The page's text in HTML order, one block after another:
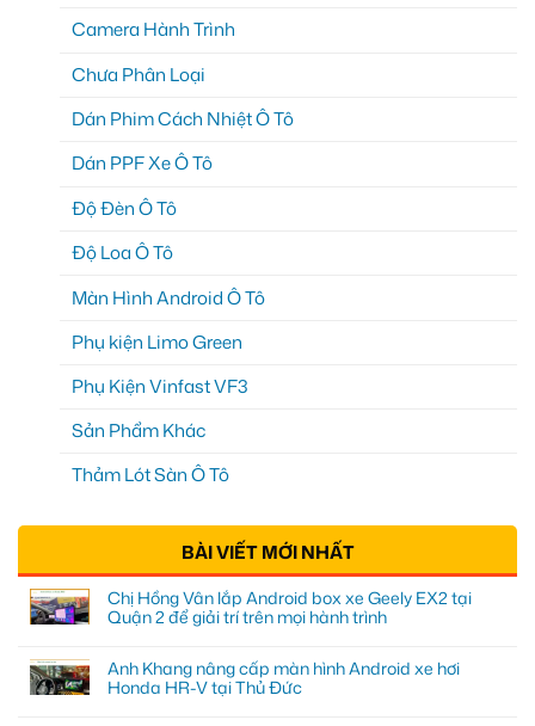
Camera Hành Trình
Chưa Phân Loại
Dán Phim Cách Nhiệt Ô Tô
Dán PPF Xe Ô Tô
Độ Đèn Ô Tô
Độ Loa Ô Tô
Màn Hình Android Ô Tô
Phụ kiện Limo Green
Phụ Kiện Vinfast VF3
Sản Phẩm Khác
Thảm Lót Sàn Ô Tô
BÀI VIẾT MỚI NHẤT
Chị Hồng Vân lắp Android box xe Geely EX2 tại
Quận 2 để giải trí trên mọi hành trình
Anh Khang nâng cấp màn hình Android xe hơi
Honda HR-V tại Thủ Đức